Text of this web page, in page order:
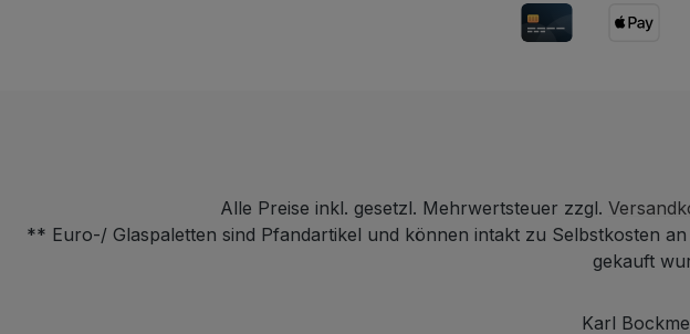
Alle Preise inkl. gesetzl. Mehrwertsteuer zzgl.
** Euro-/ Glaspaletten sind Pfandartikel und können intakt zu Selbstkosten
gekauft
Karl